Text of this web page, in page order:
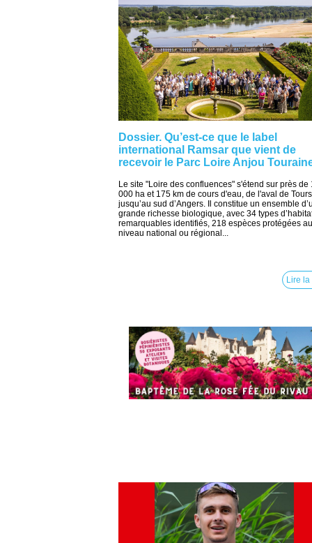
Dossier. Qu’est-ce que le label
international Ramsar que vient de
recevoir le Parc Loire Anjou
Le site "Loire des confluences" s'étend sur près de
000 ha et 175 km de cours d'eau, de l'aval de Tours
jusqu’au sud d’Angers. Il constitue un ensemble
grande richesse biologique, avec 34 types
remarquables identifiés, 218 espèces protégées au
niveau national ou régional...
Lire la